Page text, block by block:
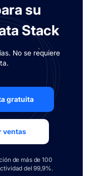
su
Stack
No se requiere
gratuita
ventas
de más de 100
del 99,9%.